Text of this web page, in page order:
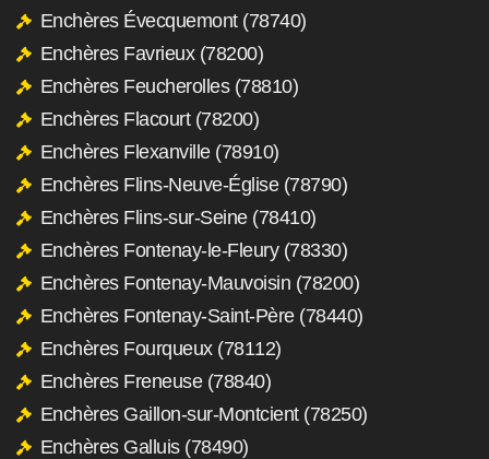
Enchères Évecquemont (78740)
Enchères Favrieux (78200)
Enchères Feucherolles (78810)
Enchères Flacourt (78200)
Enchères Flexanville (78910)
Enchères Flins-Neuve-Église (78790)
Enchères Flins-sur-Seine (78410)
Enchères Fontenay-le-Fleury (78330)
Enchères Fontenay-Mauvoisin (78200)
Enchères Fontenay-Saint-Père (78440)
Enchères Fourqueux (78112)
Enchères Freneuse (78840)
Enchères Gaillon-sur-Montcient (78250)
Enchères Galluis (78490)